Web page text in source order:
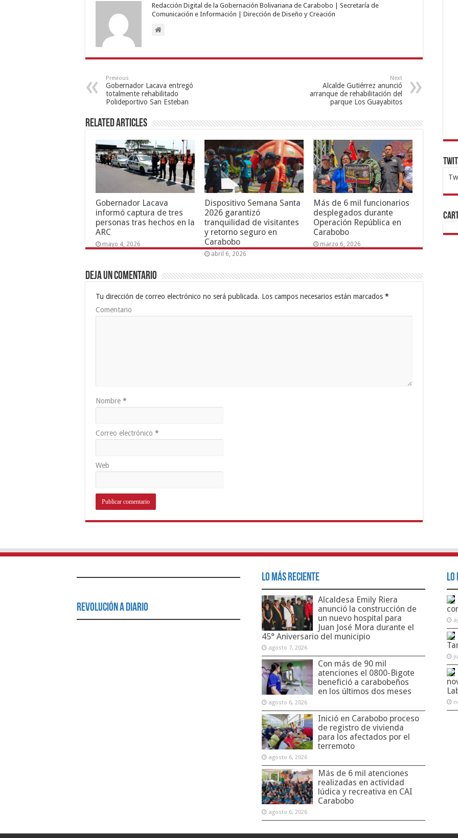
Redacción Digital de la Gobernación Bolivariana de Carabobo | Secretaría de
Comunicación e Información | Dirección de Diseño y Creación
Previous
Gobernador Lacava entregó
totalmente rehabilitado
Polideportivo San Esteban
Next
Alcalde Gutiérrez anunció
arranque de rehabilitación del
parque Los Guayabitos
Related Articles
Gobernador Lacava
informó captura de tres
personas tras hechos en la
ARC
mayo 4, 2026
Dispositivo Semana Santa
2026 garantizó
tranquilidad de visitantes
y retorno seguro en
Carabobo
abril 6, 2026
Más de 6 mil funcionarios
desplegados durante
Operación República en
Carabobo
marzo 6, 2026
Deja un comentario
Tu dirección de correo electrónico no será publicada. Los campos necesarios están marcados *
Comentario
Nombre *
Correo electrónico *
Web
Revolución a Diario
Lo Más Reciente
Alcaldesa Emily Riera
anunció la construcción de
un nuevo hospital para
Juan José Mora durante el
45° Aniversario del municipio
agosto 7, 2026
Con más de 90 mil
atenciones el 0800-Bigote
benefició a carabobeños
en los últimos dos meses
agosto 6, 2026
Inició en Carabobo proceso
de registro de vivienda
para los afectados por el
terremoto
agosto 6, 2026
Más de 6 mil atenciones
realizadas en actividad
lúdica y recreativa en CAI
Carabobo
agosto 6, 2026
Lo